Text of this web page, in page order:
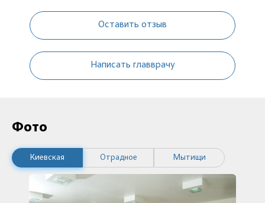
Оставить отзыв
Написать главврачу
Фото
Киевская Отрадное Мытищи